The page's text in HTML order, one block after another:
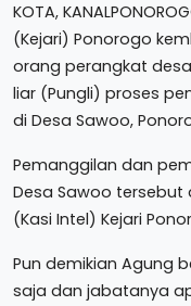
KOTA,
(Kejari) Ponorogo
orang perangkat
liar (Pungli) proses
di Desa Sawoo,
Pemanggilan dan
Desa Sawoo tersebut
(Kasi Intel) Kejari
Pun demikian Agung
saja dan jabatanya